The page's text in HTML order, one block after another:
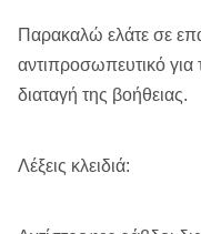
Εξωτερική
ΤΑΥΤΌΤΗΤΑ
σωλήνων.
σωλήνας
Παρακαλώ ελάτε σε
αντιπροσωπευτικό για
διαταγή της βοήθειας.
Λέξεις κλειδιά: